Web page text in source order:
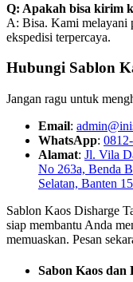
Q: Apakah bisa kirim
A: Bisa. Kami melayani
ekspedisi terpercaya.
Hubungi Sablon
Jangan ragu untuk
Email:
WhatsApp:
Alamat: Jl. Vila
No 263a, Benda
Selatan, Banten
Sablon Kaos Disharge
siap membantu Anda
memuaskan. Pesan
Sabon Kaos dan